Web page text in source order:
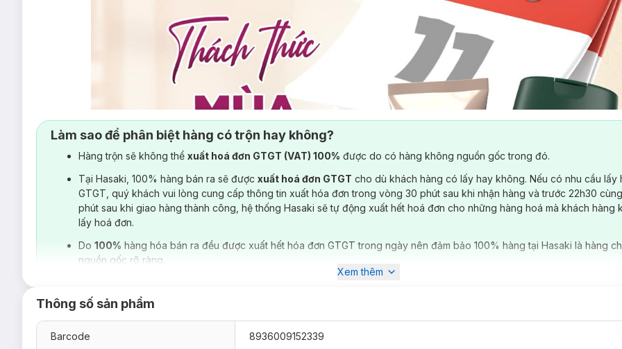
Làm sao để phân biệt hàng có trộn hay không?
Hàng trộn sẽ không thể xuất hoá đơn GTGT (VAT) 100% được do có hàng không nguồn gốc trong đó.
Tại Hasaki, 100% hàng bán ra sẽ được xuất hoá đơn GTGT cho dù khách hàng có lấy hay không. Nếu có nhu cầu lấy
GTGT, quý khách vui lòng cung cấp thông tin xuất hóa đơn trong vòng 30 phút sau khi nhận hàng và trước 22h30
phút sau khi giao hàng thành công, hệ thống Hasaki sẽ tự động xuất hết hoá đơn cho những hàng hoá mà khách hàng
lấy hoá đơn.
Do 100% hàng hóa bán ra đều được xuất hết hóa đơn GTGT trong ngày nên đảm bảo 100% hàng tại Hasaki là hàng
nguồn gốc rõ ràng.
Xem thêm
Thông số sản phẩm
Barcode 8936009152339